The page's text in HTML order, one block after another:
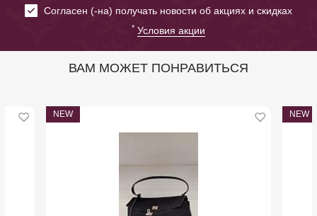
Cогласен (-на) получать новости об акциях и скидках
* Условия акции
ВАМ МОЖЕТ ПОНРАВИТЬСЯ
NEW NEW